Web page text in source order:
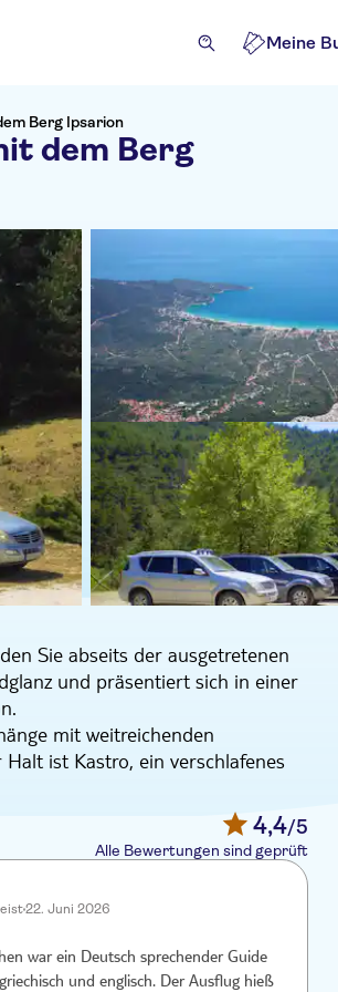
Meine
Berg Ipsarion
dem Berg
Sie abseits der ausgetretenen
und präsentiert sich in einer
mit weitreichenden
ist Kastro, ein verschlafenes
erkunden Sie die alte
Juwels. Anschließend
Heimat des Mönchs Epifanios, der
im spirituellen
von Thassos. Vom Gipfel aus
bis zum Festland. Auf dem
Sie den Tag mit einem
4,4/5
Alle Bewertungen sind geprüft
22. Juni 2026
war ein Deutsch sprechender Guide
und englisch. Der Ausflug hieß